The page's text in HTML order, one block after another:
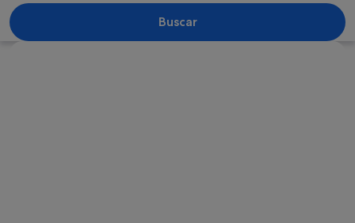
Un pueblo tradicional al anochecer,
Buscar